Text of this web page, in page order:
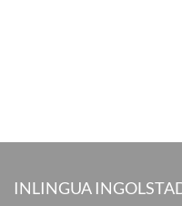
INLINGUA